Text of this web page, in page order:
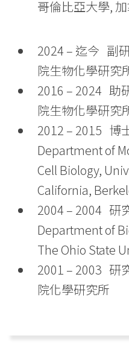
哥倫比亞大學,
2024 – 迄今 副
院生物化學研究
2016 – 2024 助
院生物化學研究
2012 – 2015 博
Department of
Cell Biology,
California,
2004 – 2004 研
Department of
The Ohio State
2001 – 2003 研
院化學研究所